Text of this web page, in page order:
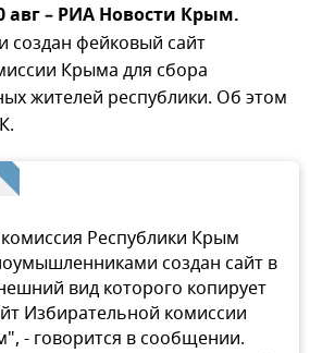
– РИА Новости Крым.
фейковый сайт
Крыма для сбора
жителей республики. Об этом
Республики Крым
создан сайт в
вид которого копирует
Избирательной комиссии
- говорится в сообщении.